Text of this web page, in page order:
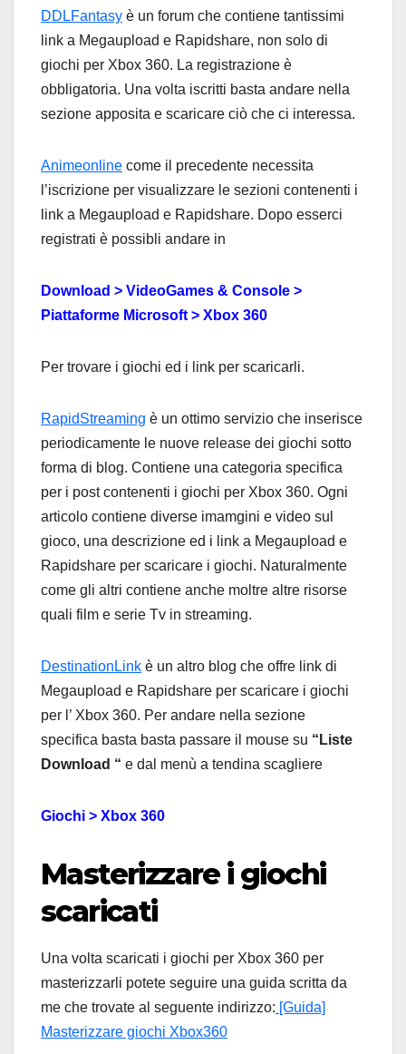
DDLFantasy è un forum che contiene tantissimi
link a Megaupload e Rapidshare, non solo di
giochi per Xbox 360. La registrazione è
obbligatoria. Una volta iscritti basta andare nella
sezione apposita e scaricare ciò che ci interessa.
Animeonline come il precedente necessita
l’iscrizione per visualizzare le sezioni contenenti i
link a Megaupload e Rapidshare. Dopo esserci
registrati è possibli andare in
Download > VideoGames & Console >
Piattaforme Microsoft > Xbox 360
Per trovare i giochi ed i link per scaricarli.
RapidStreaming è un ottimo servizio che inserisce
periodicamente le nuove release dei giochi sotto
forma di blog. Contiene una categoria specifica
per i post contenenti i giochi per Xbox 360. Ogni
articolo contiene diverse imamgini e video sul
gioco, una descrizione ed i link a Megaupload e
Rapidshare per scaricare i giochi. Naturalmente
come gli altri contiene anche moltre altre risorse
quali film e serie Tv in streaming.
DestinationLink è un altro blog che offre link di
Megaupload e Rapidshare per scaricare i giochi
per l’ Xbox 360. Per andare nella sezione
specifica basta basta passare il mouse su “Liste
Download “ e dal menù a tendina scagliere
Giochi > Xbox 360
Masterizzare i giochi
scaricati
Una volta scaricati i giochi per Xbox 360 per
masterizzarli potete seguire una guida scritta da
me che trovate al seguente indirizzo: [Guida]
Masterizzare giochi Xbox360